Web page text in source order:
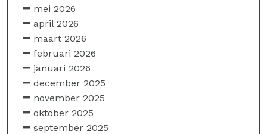
mei 2026
april 2026
maart 2026
februari 2026
januari 2026
december 2025
november 2025
oktober 2025
september 2025